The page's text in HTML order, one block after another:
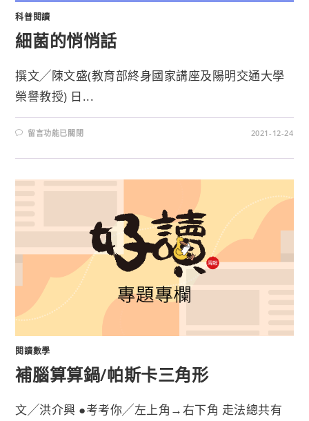
科普閱讀
細菌的悄悄話
撰文╱陳文盛(教育部終身國家講座及陽明交通大學
榮譽教授) 日...
留言功能已關閉 2021-12-24
閱讀數學
補腦算算鍋/帕斯卡三角形
文╱洪介興 ●考考你╱左上角→右下角 走法總共有